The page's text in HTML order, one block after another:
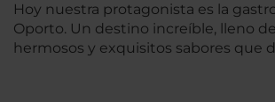
Hoy nuestra protagonista es la
Oporto. Un destino increíble, lleno
hermosos y exquisitos sabores que